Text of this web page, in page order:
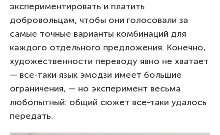
экспериментировать и платить
добровольцам, чтобы они голосовали за
самые точные варианты комбинаций для
каждого отдельного предложения. Конечно,
художественности переводу явно не хватает
— все-таки язык эмодзи имеет большие
ограничения, — но эксперимент весьма
любопытный: общий сюжет все-таки удалось
передать.